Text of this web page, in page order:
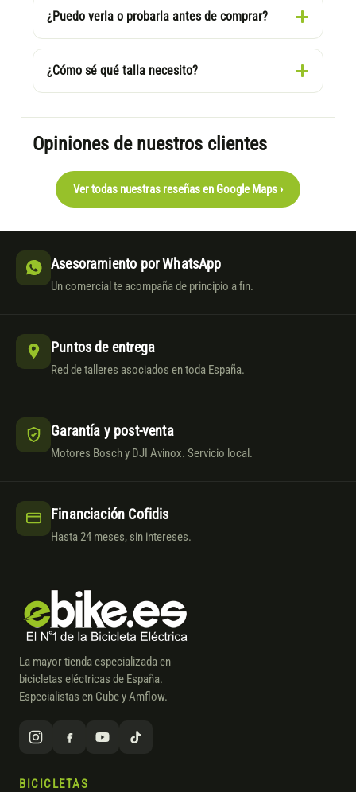
¿Puedo verla o probarla antes de comprar?
¿Cómo sé qué talla necesito?
Opiniones de nuestros clientes
Ver todas nuestras reseñas en Google Maps ›
Asesoramiento por WhatsApp
Un comercial te acompaña de principio a fin.
Puntos de entrega
Red de talleres asociados en toda España.
Garantía y post-venta
Motores Bosch y DJI Avinox. Servicio local.
Financiación Cofidis
Hasta 24 meses, sin intereses.
La mayor tienda especializada en
bicicletas eléctricas de España.
Especialistas en Cube y Amflow.
BICICLETAS